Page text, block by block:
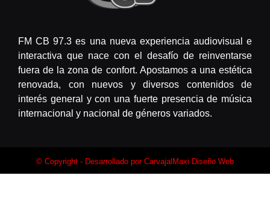
FM CB 97.3 es una nueva experiencia audiovisual e
interactiva que nace con el desafío de reinventarse
fuera de la zona de confort. Apostamos a una estética
renovada, con nuevos y diversos contenidos de
interés general y con una fuerte presencia de música
internacional y nacional de géneros variados.
© Copyright - Desarrollado por CarvajalMaxi Diseño Web